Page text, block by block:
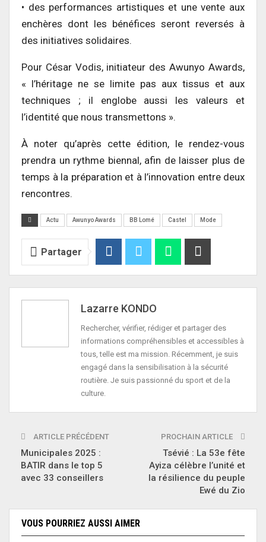
• des performances artistiques et une vente aux
enchères dont les bénéfices seront reversés à
des initiatives solidaires.
Pour César Vodis, initiateur des Awunyo Awards,
« l’héritage ne se limite pas aux tissus et aux
techniques ; il englobe aussi les valeurs et
l’identité que nous transmettons ».
À noter qu’après cette édition, le rendez-vous
prendra un rythme biennal, afin de laisser plus de
temps à la préparation et à l’innovation entre deux
rencontres.
Actu Awunyo Awards BB Lomé Castel Mode
Partager
Lazarre KONDO
Rechercher, vérifier, rédiger et partager des
informations compréhensibles et accessibles à
tous, telle est ma mission. Récemment, je suis
engagé dans la sensibilisation à la sécurité
routière. Je suis passionné du sport et de la
culture.
ARTICLE PRÉCÉDENT
Municipales 2025 :
BATIR dans le top 5
avec 33 conseillers
PROCHAIN ARTICLE
Tsévié : La 53e fête
Ayiza célèbre l’unité et
la résilience du peuple
Ewé du Zio
VOUS POURRIEZ AUSSI AIMER